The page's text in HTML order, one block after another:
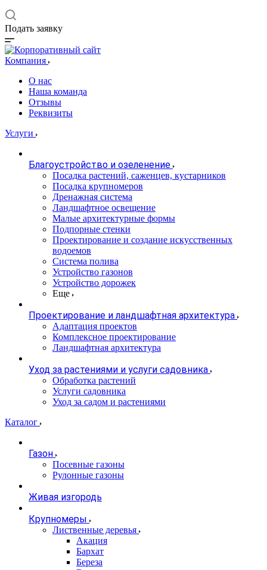
Подать заявку
Компания
О нас
Наша команда
Отзывы
Реквизиты
Услуги
Благоустройство и озеленение
Посадка растений, саженцев, кустарников
Посадка крупномеров
Дренажная система
Ландшафтное освещение
Малые архитектурные формы
Подпорные стенки
Проектирование и создание искусственных
водоемов
Система полива
Устройство газонов
Устройство дорожек
Еще
Проектирование и ландшафтная архитектура
Адаптация проектов
Комплексное проектирование
Ландшафтная архитектура
Уход за растениями и услуги садовника
Обработка растений
Услуги садовника
Уход за садом и растениями
Каталог
Газон
Посевные газоны
Рулонные газоны
Живая изгородь
Крупномеры
Лиственные деревья
Акация
Бархат
Береза